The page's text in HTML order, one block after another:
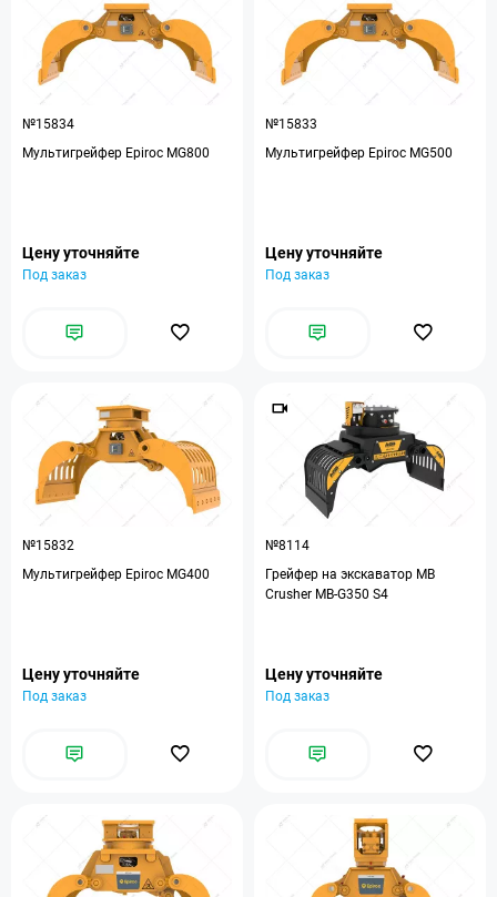
№15834
Мультигрейфер Epiroc MG800
Цену уточняйте
Под заказ
№15833
Мультигрейфер Epiroc MG500
Цену уточняйте
Под заказ
№15832
Мультигрейфер Epiroc MG400
Цену уточняйте
Под заказ
№8114
Грейфер на экскаватор MB
Crusher MB-G350 S4
Цену уточняйте
Под заказ